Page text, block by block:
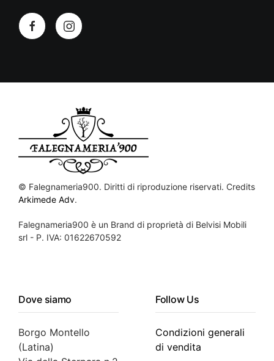
© Falegnameria900. Diritti di riproduzione riservati. Credits
Arkimede Adv.
Falegnameria900 è un Brand di proprietà di Belvisi Mobili
srl - P. IVA: 01622670592
Dove siamo
Borgo Montello
(Latina)
Follow Us
Condizioni generali
di vendita